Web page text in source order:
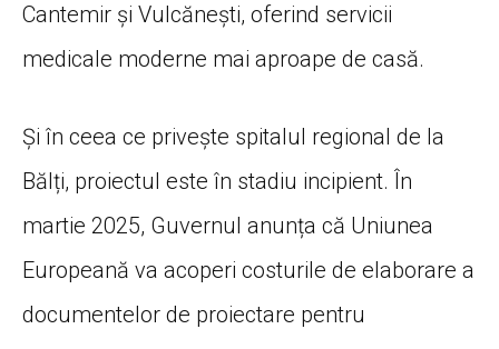
Cantemir și Vulcănești, oferind servicii
medicale moderne mai aproape de casă.
Și în ceea ce privește spitalul regional de la
Bălți, proiectul este în stadiu incipient. În
martie 2025, Guvernul anunța că Uniunea
Europeană va acoperi costurile de elaborare a
documentelor de proiectare pentru